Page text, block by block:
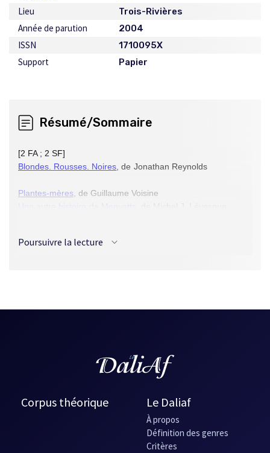
Lieu Trois-Rivières
Année de parution 2004
ISSN 1710095X
Support Papier
Résumé/Sommaire
[2 FA ; 2 SF]
Blondes. Rousses. Noires, de Jonathan Reynolds
Plantes-mères, de Guillaume Voisine
L’Homme qui n’aimait pas les macaronis, de William Allard
Poursuivre la lecture
Corpus théorique Le Daliaf
À propos
Définition des genres
Critères